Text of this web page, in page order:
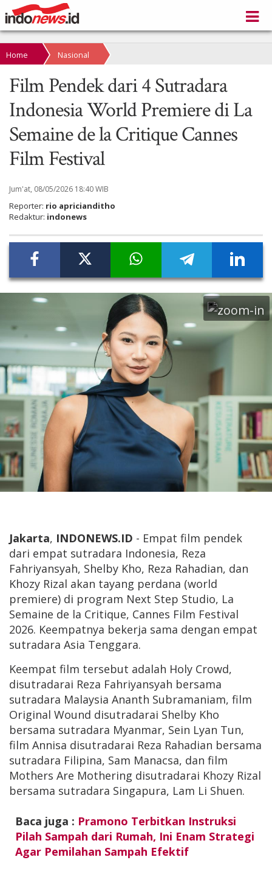
Home Nasional
Film Pendek dari 4 Sutradara
Indonesia World Premiere di La
Semaine de la Critique Cannes
Film Festival
Jum'at, 08/05/2026 18:40 WIB
Reporter: rio apricianditho
Redaktur: indonews
Jakarta, INDONEWS.ID - Empat film pendek
dari empat sutradara Indonesia, Reza
Fahriyansyah, Shelby Kho, Reza Rahadian, dan
Khozy Rizal akan tayang perdana (world
premiere) di program Next Step Studio, La
Semaine de la Critique, Cannes Film Festival
2026. Keempatnya bekerja sama dengan empat
sutradara Asia Tenggara.
Keempat film tersebut adalah Holy Crowd,
disutradarai Reza Fahriyansyah bersama
sutradara Malaysia Ananth Subramaniam, film
Original Wound disutradarai Shelby Kho
bersama sutradara Myanmar, Sein Lyan Tun,
film Annisa disutradarai Reza Rahadian bersama
sutradara Filipina, Sam Manacsa, dan film
Mothers Are Mothering disutradarai Khozy Rizal
bersama sutradara Singapura, Lam Li Shuen.
Baca juga : Pramono Terbitkan Instruksi
Pilah Sampah dari Rumah, Ini Enam Strategi
Agar Pemilahan Sampah Efektif